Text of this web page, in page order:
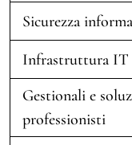
Sicurezza
Infrastruttura IT
Gestionali e
professionisti